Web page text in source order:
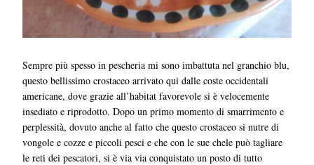
Sempre più spesso in pescheria mi sono imbattuta nel granchio blu,
questo bellissimo crostaceo arrivato qui dalle coste occidentali
americane, dove grazie all’habitat favorevole si è velocemente
insediato e riprodotto. Dopo un primo momento di smarrimento e
perplessità, dovuto anche al fatto che questo crostaceo si nutre di
vongole e cozze e piccoli pesci e che con le sue chele può tagliare
le reti dei pescatori, si è via via conquistato un posto di tutto